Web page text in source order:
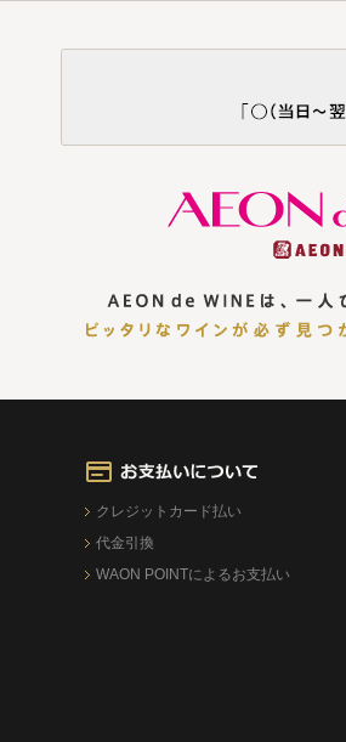
クレジットカード払い
代金引換
WAON POINTによるお支払い